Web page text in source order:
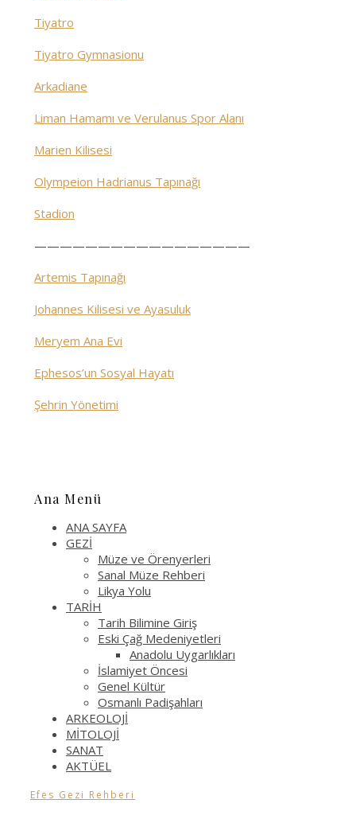
Tiyatro
Tiyatro Gymnasionu
Arkadiane
Liman Hamamı ve Verulanus Spor Alanı
Marien Kilisesi
Olympeion Hadrianus Tapınağı
Stadion
—————————————————
Artemis Tapınağı
Johannes Kilisesi ve Ayasuluk
Meryem Ana Evi
Ephesos’un Sosyal Hayatı
Şehrin Yönetimi
Ana Menü
ANA SAYFA
GEZİ
Müze ve Örenyerleri
Sanal Müze Rehberi
Likya Yolu
TARİH
Tarih Bilimine Giriş
Eski Çağ Medeniyetleri
Anadolu Uygarlıkları
İslamiyet Öncesi
Genel Kültür
Osmanlı Padişahları
ARKEOLOJİ
MİTOLOJİ
SANAT
AKTÜEL
Efes Gezi Rehberi